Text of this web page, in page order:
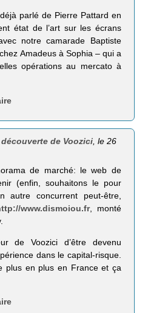
parlé de Pierre Pattard en
état de l’art sur les écrans
notre camarade Baptiste
Amadeus à Sophia – qui a
opérations au mercato à
découverte de Voozici , le 26
de marché: le web de
(enfin, souhaitons le pour
autre concurrent peut-être,
www.dismoiou.fr, monté
de Voozici d’être devenu
dans le capital-risque.
plus en plus en France et ça